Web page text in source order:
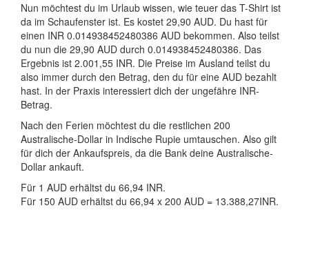
Nun möchtest du im Urlaub wissen, wie teuer das T-Shirt ist
da im Schaufenster ist. Es kostet 29,90 AUD. Du hast für
einen INR 0.014938452480386 AUD bekommen. Also teilst
du nun die 29,90 AUD durch 0.014938452480386. Das
Ergebnis ist 2.001,55 INR. Die Preise im Ausland teilst du
also immer durch den Betrag, den du für eine AUD bezahlt
hast. In der Praxis interessiert dich der ungefähre INR-
Betrag.
Nach den Ferien möchtest du die restlichen 200
Australische-Dollar in Indische Rupie umtauschen. Also gilt
für dich der Ankaufspreis, da die Bank deine Australische-
Dollar ankauft.
Für 1 AUD erhältst du 66,94 INR.
Für 150 AUD erhältst du 66,94 x 200 AUD = 13.388,27INR.